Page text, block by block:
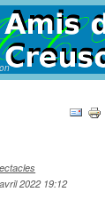
2022 19:12